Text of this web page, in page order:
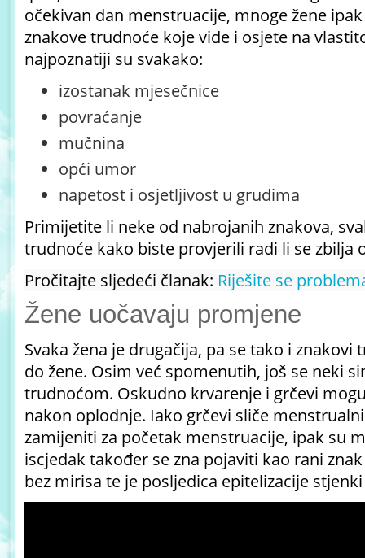
očekivan dan menstruacije, mnoge žene
znakove trudnoće koje vide i osjete na
najpoznatiji su svakako:
izostanak mjesečnice
povraćanje
mučnina
opći umor
napetost i osjetljivost u grudima
Primijetite li neke od nabrojanih znakova,
trudnoće kako biste provjerili radi li se zbilja
Pročitajte sljedeći članak: Riješite se
Žene uočavaju promjene
Svaka žena je drugačija, pa se tako i
do žene. Osim već spomenutih, još se neki
trudnoćom. Oskudno krvarenje i grčevi
nakon oplodnje. Iako grčevi sliče
zamijeniti za početak menstruacije, ipak su
iscjedak također se zna pojaviti kao rani
bez mirisa te je posljedica epitelizacije